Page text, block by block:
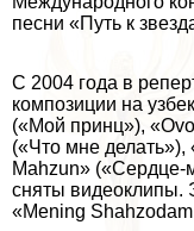
песни «Путь к
С 2004 года в
композиции на
(«Мой принц»),
(«Что мне
Mahzun» («Сердце-
сняты видеоклипы.
«Mening